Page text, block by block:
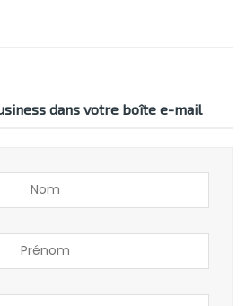
dans votre boîte e-mail